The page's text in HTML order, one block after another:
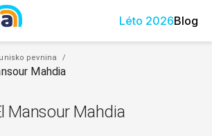
Léto 2026Blog
pevnina /
Mahdia
Mansour Mahdia